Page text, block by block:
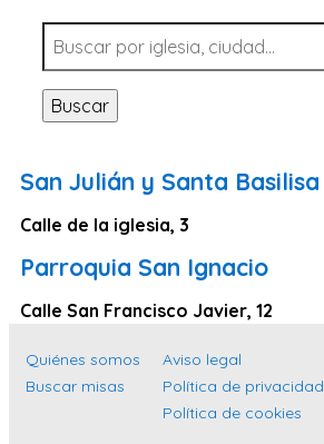
Navarra
Valladolid
Sevilla
Santa Cruz de Tenerife
Cantabria
Islas Baleares
Las Palmas
Alicante
Buscar
San Julián y Santa Basilisa
Calle de la iglesia, 3
Parroquia San Ignacio
Calle San Francisco Javier, 12
Quiénes somos
Buscar misas
Aviso legal
Política de privacidad
Política de cookies